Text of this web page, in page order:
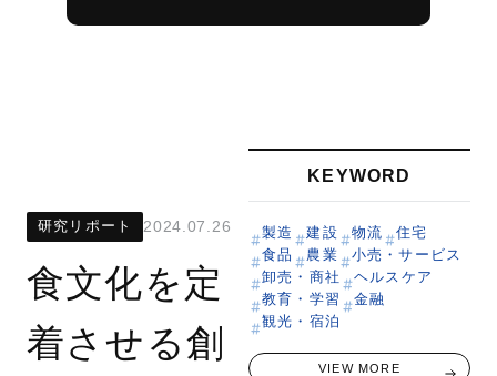
研究リポート 2024.07.26
食文化を定
着させる創
KEYWORD
製造 建設 物流
住宅
食品
農業
小売・サービス
卸売・商社
ヘルスケア
教育・学習
金融
観光・宿泊
VIEW MORE